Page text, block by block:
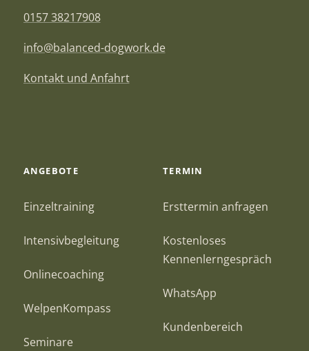
0157 38217908
info@balanced-dogwork.de
Kontakt und Anfahrt
ANGEBOTE
Einzeltraining
Intensivbegleitung
Onlinecoaching
WelpenKompass
Seminare
TERMIN
Ersttermin anfragen
Kostenloses
Kennenlerngespräch
WhatsApp
Kundenbereich